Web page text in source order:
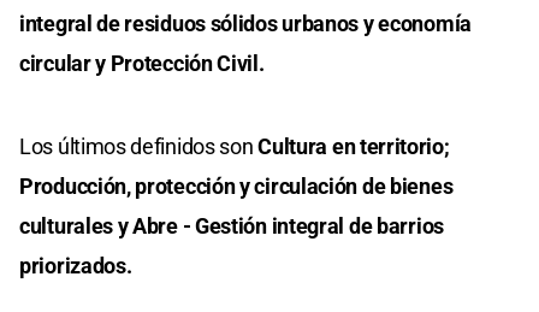
integral de residuos sólidos urbanos y economía
circular y Protección Civil.
Los últimos definidos sonCultura en territorio;
Producción, protección y circulación de bienes
culturales y Abre - Gestión integral de barrios
priorizados.